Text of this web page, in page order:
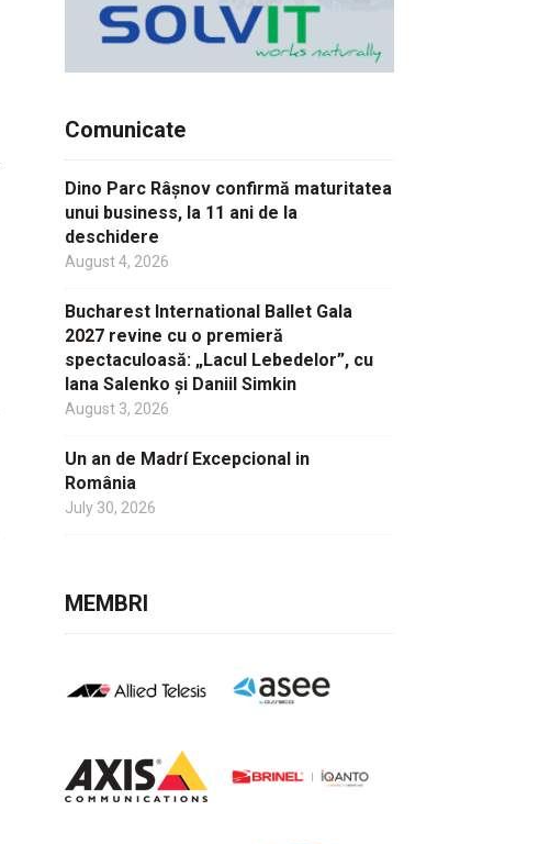
Comunicate
Dino Parc Râșnov confirmă maturitatea
unui business, la 11 ani de la
deschidere
August 4, 2026
Bucharest International Ballet Gala
2027 revine cu o premieră
spectaculoasă: „Lacul Lebedelor”, cu
Iana Salenko și Daniil Simkin
August 3, 2026
Un an de Madrí Excepcional in
România
July 30, 2026
MEMBRI